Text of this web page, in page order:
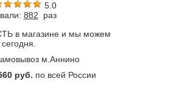
5.0
882 раз
в магазине и мы можем
м.Аннино
руб. по всей России